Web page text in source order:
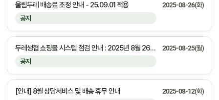
공지
울림두레 배송료 조정 안내 - 25.09.01 적용 2025-08-26(화)
공지
두레생협 쇼핑몰 시스템 점검 안내 : 2025년 8월 26일(화) 23:00 ~ 익일 01:00 (약 2시간) 2025-08-25(월)
[안내] 8월 상담서비스 및 배송 휴무 안내 2025-08-12(화)